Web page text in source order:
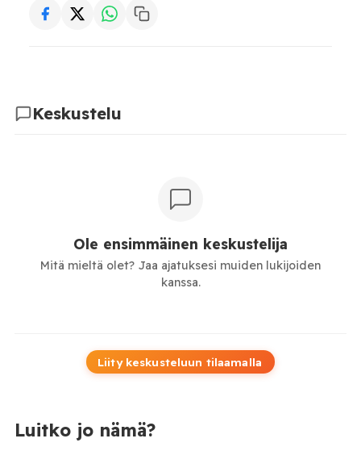
Keskustelu
Ole ensimmäinen keskustelija
Mitä mieltä olet? Jaa ajatuksesi muiden lukijoiden
kanssa.
Liity keskusteluun tilaamalla
Luitko jo nämä?